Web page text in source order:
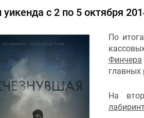
уикенда c 2 по 5 октября
По
Финчера
главных
На